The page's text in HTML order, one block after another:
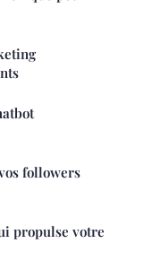
followers
propulse votre